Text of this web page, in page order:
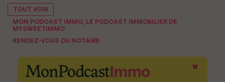
TOUT VOIR
MON PODCAST IMMO, LE PODCAST IMMOBILIER DE
MYSWEETIMMO
RENDEZ-VOUS DU NOTAIRE